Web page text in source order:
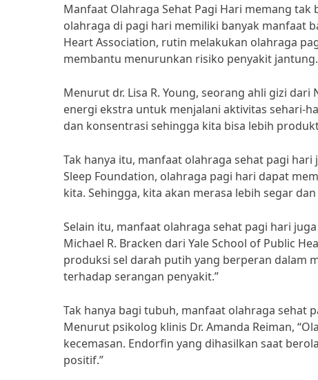
Manfaat Olahraga Sehat Pagi Hari memang
olahraga di pagi hari memiliki banyak manfaat
Heart Association, rutin melakukan olahraga
membantu menurunkan risiko penyakit jantung.
Menurut dr. Lisa R. Young, seorang ahli gizi
energi ekstra untuk menjalani aktivitas sehari-
dan konsentrasi sehingga kita bisa lebih
Tak hanya itu, manfaat olahraga sehat pagi
Sleep Foundation, olahraga pagi hari dapat
kita. Sehingga, kita akan merasa lebih segar
Selain itu, manfaat olahraga sehat pagi hari
Michael R. Bracken dari Yale School of Public
produksi sel darah putih yang berperan dalam
terhadap serangan penyakit.”
Tak hanya bagi tubuh, manfaat olahraga sehat
Menurut psikolog klinis Dr. Amanda Reiman,
kecemasan. Endorfin yang dihasilkan saat
positif.”